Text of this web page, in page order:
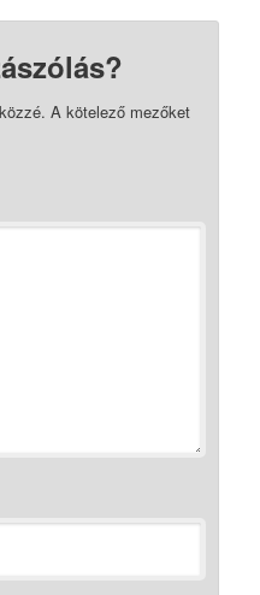
A kötelező mezőket